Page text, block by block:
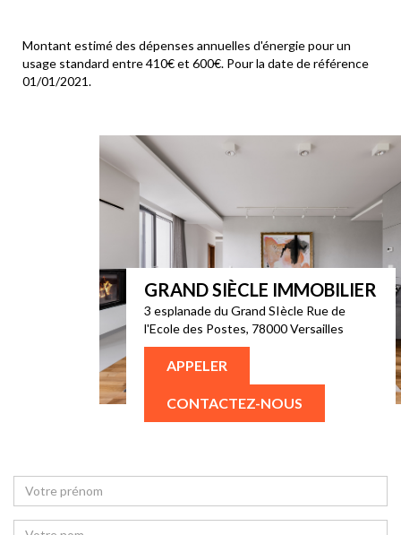
Montant estimé des dépenses annuelles d'énergie pour un
usage standard entre 410€ et 600€. Pour la date de référence
01/01/2021.
GRAND SIÈCLE IMMOBILIER
3 esplanade du Grand SIècle Rue de
l'Ecole des Postes, 78000 Versailles
APPELER
CONTACTEZ-NOUS